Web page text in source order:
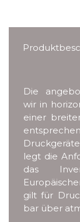
Die
wir in
einer
legt die
das
gilt für
bar über